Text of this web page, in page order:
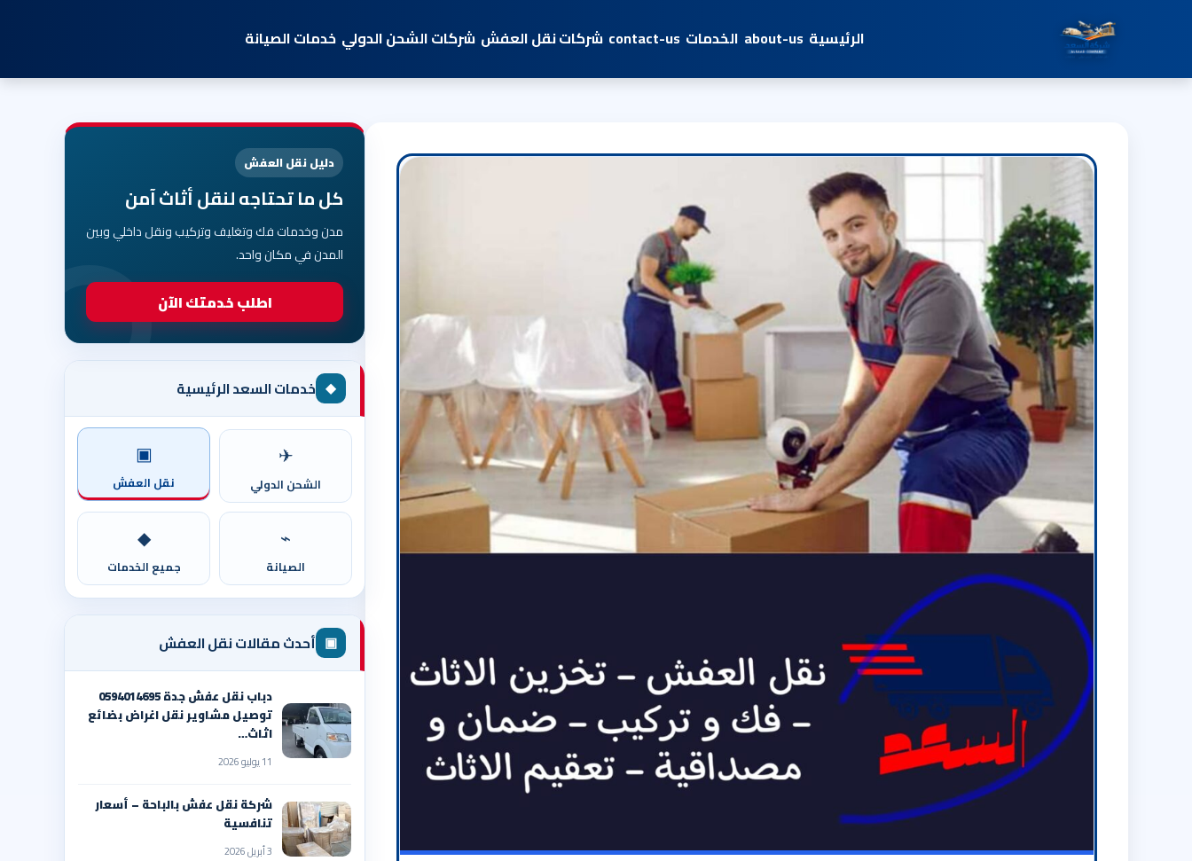
الرئيسية about-us الخدمات contact-us شركات نقل العفش شركات الشحن الدولي خدمات الصيانة
دليل نقل العفش
كل ما تحتاجه لنقل أثاث آمن
مدن وخدمات فك وتغليف وتركيب ونقل داخلي وبين
المدن في مكان واحد.
اطلب خدمتك الآن
◆ خدمات السعد الرئيسية
✈
الشحن الدولي
▣
نقل العفش
⌁
الصيانة
◆
جميع الخدمات
▣ أحدث مقالات نقل العفش
دباب نقل عفش جدة 0594014695
توصيل مشاوير نقل اغراض بضائع
اثاث…
11 يوليو 2026
شركة نقل عفش بالباحة – أسعار
تنافسية
3 أبريل 2026